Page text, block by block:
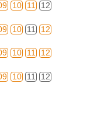
10 11 12
10 11 12
10 11 12
10 11 12